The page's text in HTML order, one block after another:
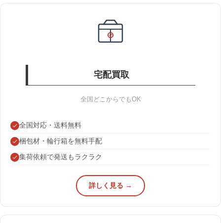
宅配買取
全国どこからでもOK
全国対応・送料無料
梱包材・輪行箱を無料手配
集荷依頼で発送もラクラク
詳しく見る →